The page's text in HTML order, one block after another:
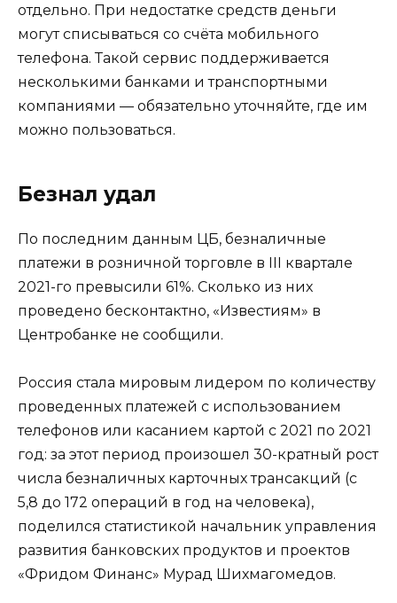
отдельно. При недостатке средств деньги
могут списываться со счёта мобильного
телефона. Такой сервис поддерживается
несколькими банками и транспортными
компаниями — обязательно уточняйте, где им
можно пользоваться.
Безнал удал
По последним данным ЦБ, безналичные
платежи в розничной торговле в III квартале
2021-го превысили 61%. Сколько из них
проведено бесконтактно, «Известиям» в
Центробанке не сообщили.
Россия стала мировым лидером по количеству
проведенных платежей с использованием
телефонов или касанием картой с 2021 по 2021
год: за этот период произошел 30-кратный рост
числа безналичных карточных трансакций (с
5,8 до 172 операций в год на человека),
поделился статистикой начальник управления
развития банковских продуктов и проектов
«Фридом Финанс» Мурад Шихмагомедов.